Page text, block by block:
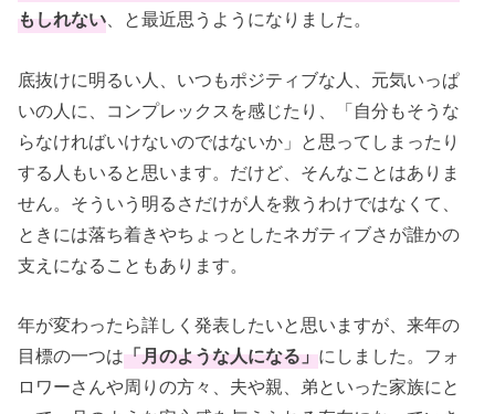
もしれない 、と最近思うようになりました。
底抜けに明るい人、いつもポジティブな人、元気いっぱ
いの人に、コンプレックスを感じたり、「自分もそうな
らなければいけないのではないか」と思ってしまったり
する人もいると思います。だけど、そんなことはありま
せん。そういう明るさだけが人を救うわけではなくて、
ときには落ち着きやちょっとしたネガティブさが誰かの
支えになることもあります。
年が変わったら詳しく発表したいと思いますが、来年の
目標の一つは「月のような人になる」にしました。フォ
ロワーさんや周りの方々、夫や親、弟といった家族にと